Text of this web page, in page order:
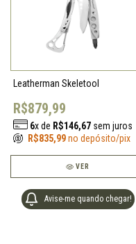
Leatherman Skeletool
R$879,99
6x de R$146,67sem juros
R$835,99no depósito/pix
VER
Avise-me quando chegar!